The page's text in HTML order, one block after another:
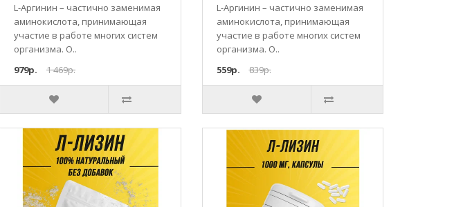
L-Аргинин – частично заменимая
аминокислота, принимающая
участие в работе многих систем
организма. О..
979р.
1 469р.
L-Аргинин – частично заменимая
аминокислота, принимающая
участие в работе многих систем
организма. О..
559р.
839р.